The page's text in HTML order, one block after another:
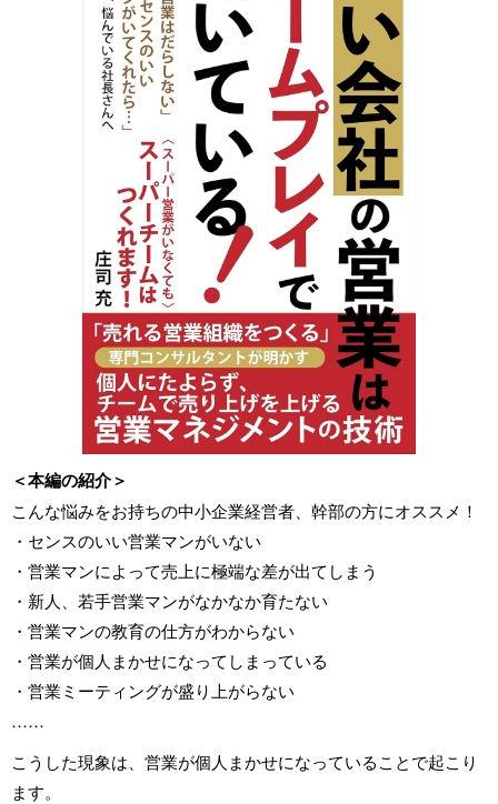
＜本編の紹介＞
こんな悩みをお持ちの中小企業経営者、幹部の方にオススメ！
・センスのいい営業マンがいない
・営業マンによって売上に極端な差が出てしまう
・新人、若手営業マンがなかなか育たない
・営業マンの教育の仕方がわからない
・営業が個人まかせになってしまっている
・営業ミーティングが盛り上がらない
……
こうした現象は、営業が個人まかせになっていることで起こり
ます。